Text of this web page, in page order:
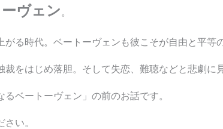
ヴェン。
る時代。ベートーヴェンも彼こそが自由と平等
裁をはじめ落胆。そして失恋、難聴などと悲劇に
ベートーヴェン」の前のお話です。
い。